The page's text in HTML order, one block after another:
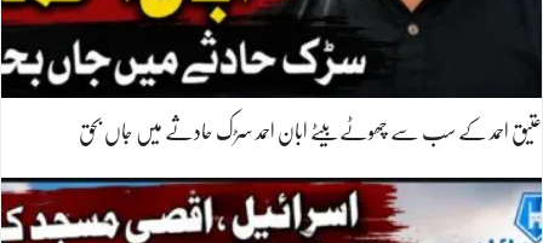
عتیق احمد کے سب سے چھوٹے بیٹے ابان احمد سڑک حادثے میں جاں بحق